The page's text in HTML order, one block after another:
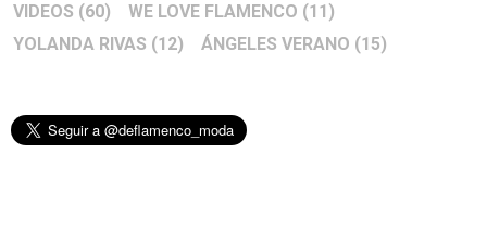
VIDEOS (60) WE LOVE FLAMENCO (11)
YOLANDA RIVAS (12) ÁNGELES VERANO (15)